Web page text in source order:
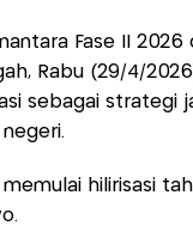
Fase II
Rabu (29/4/
sebagai strategi
hilirisasi